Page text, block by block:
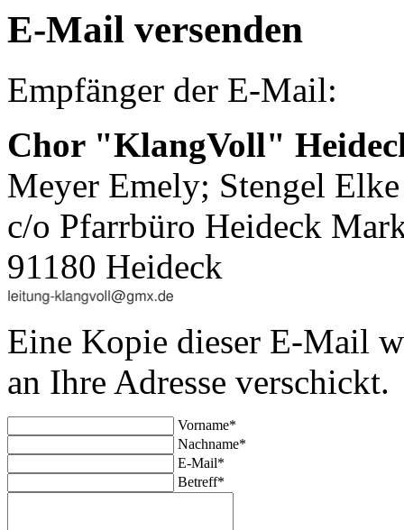
E-Mail versenden
Empfänger der E-Mail:
Chor "KlangVoll"
Meyer Emely; Stengel Elke
c/o Pfarrbüro Heideck
91180 Heideck
Eine Kopie dieser E-Mail
an Ihre Adresse verschickt.
Vorname*
Nachname*
E-Mail*
Betreff*